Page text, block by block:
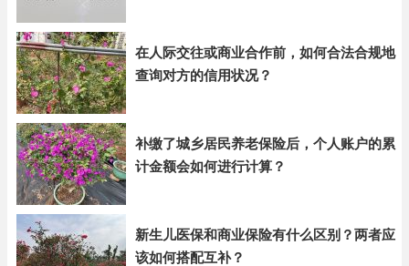
在人际交往或商业合作前，如何合法合规地
查询对方的信用状况？
补缴了城乡居民养老保险后，个人账户的累
计金额会如何进行计算？
新生儿医保和商业保险有什么区别？两者应
该如何搭配互补？